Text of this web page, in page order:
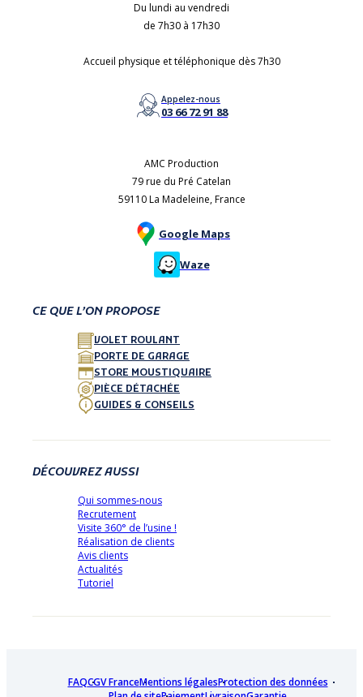
Du lundi au vendredi
de 7h30 à 17h30
Accueil physique et téléphonique dès 7h30
Appelez-nous
03 66 72 91 88
AMC Production
79 rue du Pré Catelan
59110 La Madeleine, France
Google Maps
Waze
CE QUE L’ON PROPOSE
VOLET ROULANT
PORTE DE GARAGE
STORE MOUSTIQUAIRE
PIÈCE DÉTACHÉE
GUIDES & CONSEILS
DÉCOUVREZ AUSSI
Qui sommes-nous
Recrutement
Visite 360° de l’usine !
Réalisation de clients
Avis clients
Actualités
Tutoriel
FAQCGV FranceMentions légalesProtection des données